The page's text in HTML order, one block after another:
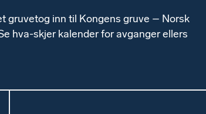
gruvetog inn til Kongens gruve – Norsk
hva-skjer kalender for avganger ellers